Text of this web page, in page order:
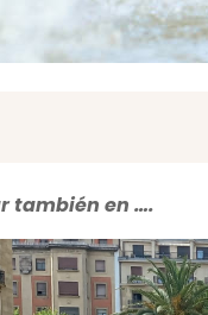
también en ….